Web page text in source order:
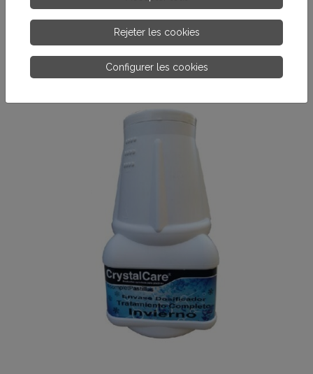
mise en service au printemps)
PLUS D’INFORMATIONS.
Rejeter les cookies
Configurer les cookies